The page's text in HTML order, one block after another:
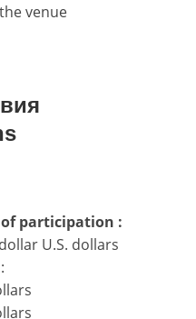
venue
of participation :
U.S. dollars